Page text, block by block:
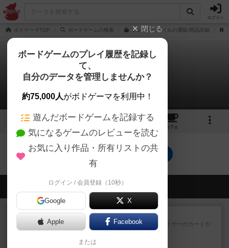
ログイン
ボドゲーマTOP ボードゲームの検索 フェアリータイルの通販/商品詳細
フェアリータイル
0件のリプレイ日記
7 4
カフェ
フェアリータイルのトップに戻る
会員の新しい投稿
レビュー 花火：スターマイン
自分のカードは見えず他のプレイヤーのカードが
見える状態でカードを教えた...
35分前
閉じる
ボードゲームのプレイ履歴を記録し
て、
自分のデータを管理しませんか？
約75,000人がボドゲーマを利用中！
遊んだボードゲームを記録する
気になるゲームのレビューを読む
お気に入り作品・所有リストの共
有
ログイン / 会員登録（10秒）
Google X
Apple Facebook
または